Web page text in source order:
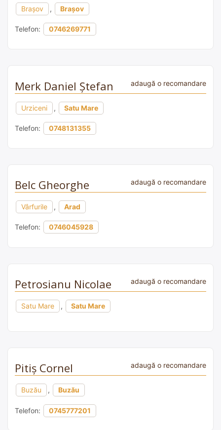
Brașov , Brașov
Telefon: 0746269771
Merk Daniel Ştefan adaugă o recomandare
Urziceni , Satu Mare
Telefon: 0748131355
Belc Gheorghe adaugă o recomandare
Vârfurile , Arad
Telefon: 0746045928
Petrosianu Nicolae adaugă o recomandare
Satu Mare , Satu Mare
Pitiș Cornel adaugă o recomandare
Buzău , Buzău
Telefon: 0745777201